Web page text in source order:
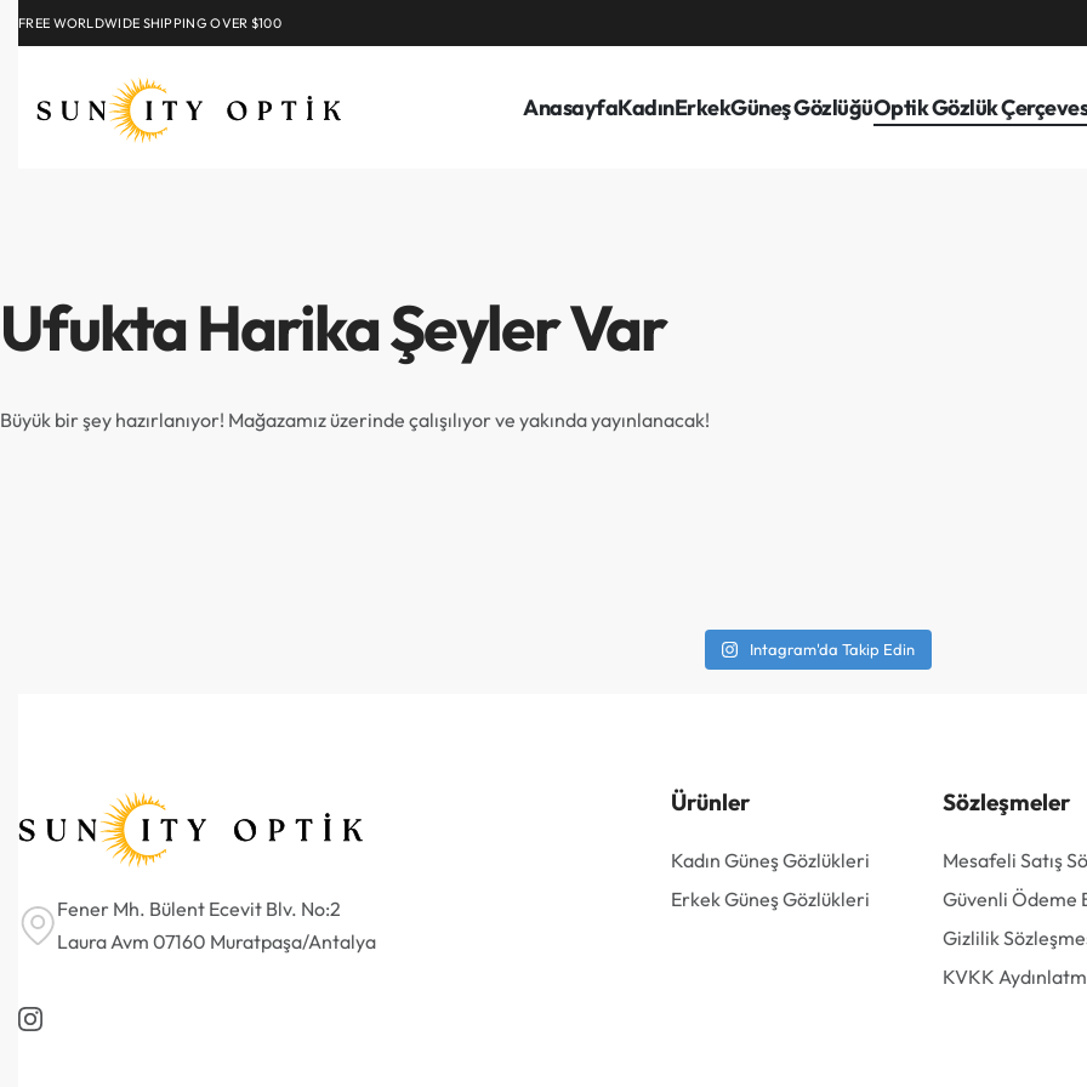
FREE WORLDWIDE SHIPPING OVER $100
AnasayfaKadınErkekGüneş GözlüğüOptik Gözlük
Ufukta Harika Şeyler Var
Büyük bir şey hazırlanıyor! Mağazamız üzerinde çalışılıyor ve yakında yayınlanacak!
Intagram'da Takip Edin
Fener Mh. Bülent Ecevit Blv. No:2
Laura Avm 07160 Muratpaşa/Antalya
Ürünler
Kadın Güneş Gözlükleri
Erkek Güneş Gözlükleri
Sözleşmeler
Mesafeli Satış
Güvenli Ödeme
Gizlilik
KVKK